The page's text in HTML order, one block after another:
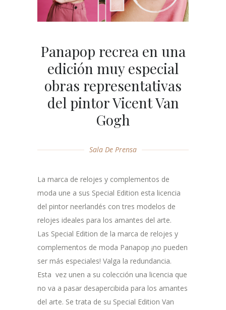
Panapop recrea en una
edición muy especial
obras representativas
del pintor Vicent Van
Gogh
Sala De Prensa
La marca de relojes y complementos de
moda une a sus Special Edition esta licencia
del pintor neerlandés con tres modelos de
relojes ideales para los amantes del arte.
Las Special Edition de la marca de relojes y
complementos de moda Panapop ¡no pueden
ser más especiales! Valga la redundancia.
Esta vez unen a su colección una licencia que
no va a pasar desapercibida para los amantes
del arte. Se trata de su Special Edition Van